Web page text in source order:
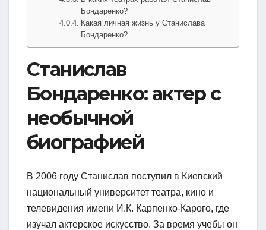
Бондаренко?
Какая личная жизнь у Станислава
Бондаренко?
Станислав
Бондаренко: актер с
необычной
биографией
В 2006 году Станислав поступил в Киевский
национальный университет театра, кино и
телевидения имени И.К. Карпенко-Карого, где
изучал актерское искусство. За время учебы он